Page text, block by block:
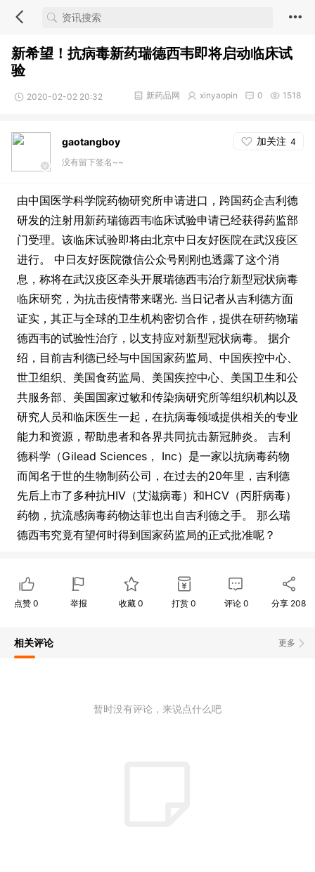
新希望！抗病毒新药瑞德西韦即将启动临床试
验
2020-02-02 20:32 1518
0
xinyaopin
新药品网
gaotangboy 加关注 4
没有留下签名~~
由中国医学科学院药物研究所申请进口，跨国药企吉利德
研发的注射用新药瑞德西韦临床试验申请已经获得药监部
门受理。该临床试验即将由北京中日友好医院在武汉疫区
进行。 中日友好医院微信公众号刚刚也透露了这个消
息，称将在武汉疫区牵头开展瑞德西韦治疗新型冠状病毒
临床研究，为抗击疫情带来曙光. 当日记者从吉利德方面
证实，其正与全球的卫生机构密切合作，提供在研药物瑞
德西韦的试验性治疗，以支持应对新型冠状病毒。 据介
绍，目前吉利德已经与中国国家药监局、中国疾控中心、
世卫组织、美国食药监局、美国疾控中心、美国卫生和公
共服务部、美国国家过敏和传染病研究所等组织机构以及
研究人员和临床医生一起，在抗病毒领域提供相关的专业
能力和资源，帮助患者和各界共同抗击新冠肺炎。 吉利
德科学（Gilead Sciences， Inc）是一家以抗病毒药物
而闻名于世的生物制药公司，在过去的20年里，吉利德
先后上市了多种抗HIV（艾滋病毒）和HCV（丙肝病毒）
药物，抗流感病毒药物达菲也出自吉利德之手。 那么瑞
德西韦究竟有望何时得到国家药监局的正式批准呢？
点赞 0 举报 收藏0 打赏 0 评论 0 分享 208
更多
相关评论
暂时没有评论，来说点什么吧